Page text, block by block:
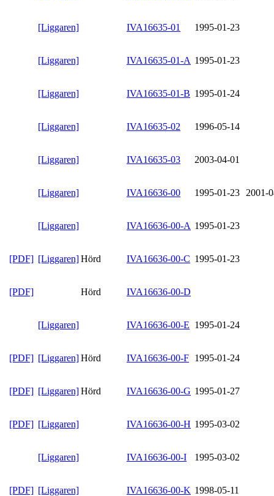
[Liggaren] IVA16635-01 1995-01-23
[Liggaren] IVA16635-01-A 1995-01-23
[Liggaren] IVA16635-01-B 1995-01-24
[Liggaren] IVA16635-02 1996-05-14
[Liggaren] IVA16635-03 2003-04-01
[Liggaren] IVA16636-00 1995-01-23 2001-
[Liggaren] IVA16636-00-A 1995-01-23
[PDF] [Liggaren]Hörd IVA16636-00-C 1995-01-23
[PDF] Hörd IVA16636-00-D
[Liggaren] IVA16636-00-E 1995-01-24
[PDF] [Liggaren]Hörd IVA16636-00-F 1995-01-24
[PDF] [Liggaren]Hörd IVA16636-00-G 1995-01-27
[PDF] [Liggaren] IVA16636-00-H 1995-03-02
[Liggaren] IVA16636-00-I 1995-03-02
[PDF] [Liggaren] IVA16636-00-K 1998-05-11